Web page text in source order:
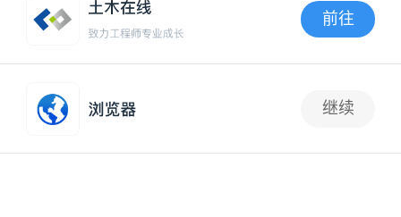
家装入门 如何看懂装修设计图
家装设计 2015-09-09 13:41:00
如何辨别装修设计图好坏
2015-09-09 11:18:00
前往
继续